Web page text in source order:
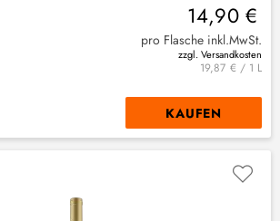
14,90 €
pro Flasche inkl.MwSt.
zzgl. Versandkosten
19,87 € / 1 L
KAUFEN